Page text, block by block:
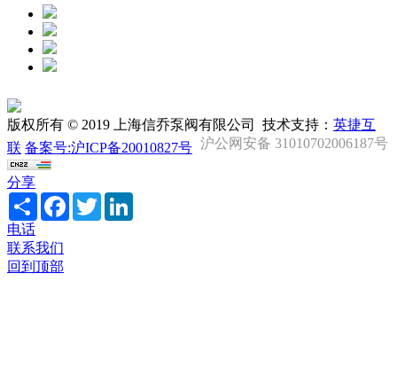
版权所有 © 2019 上海信乔泵阀有限公司 技术支持： 英捷互
联 备案号:沪ICP备20010827号 沪公网安备 31010702006187号
分享
Share FacebookTwitter
电话
联系我们
回到顶部